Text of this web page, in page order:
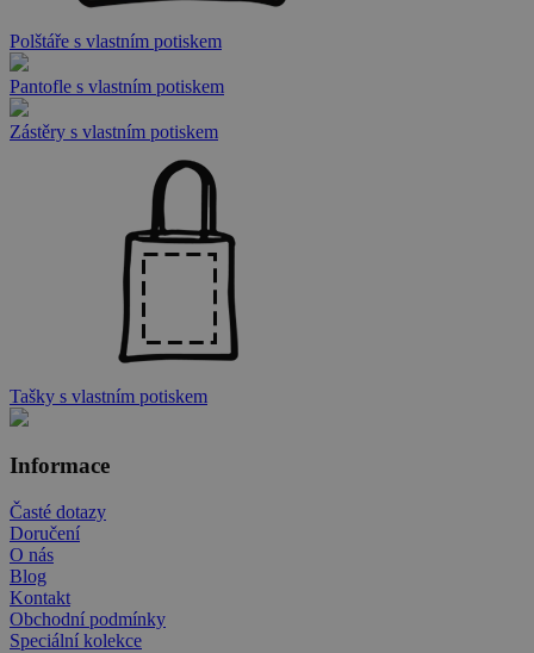
Polštáře s vlastním potiskem
Pantofle s vlastním potiskem
Zástěry s vlastním potiskem
Tašky s vlastním potiskem
Informace
Časté dotazy
Doručení
O nás
Blog
Kontakt
Obchodní podmínky
Speciální kolekce